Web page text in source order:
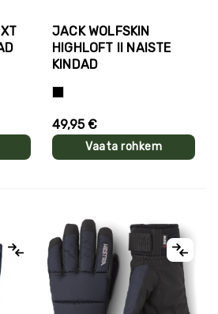
JACK WOLFSKIN
HIGHLOFT II NAISTE
KINDAD
49,95 €
Vaata rohkem